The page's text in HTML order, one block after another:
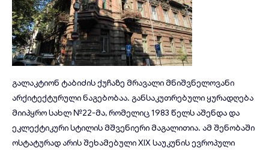
გალაკტიონ ტაბიძის ქუჩაზე მრავალი მნიშვნელოვანი
არქიტექტურული ნაგებობაა. განსაკუთრებული ყურადღება
მიიპყრო სახლ №22-მა, რომელიც 1983 წელს აშენდა და
ეკლექტიკური სტილის მშვენიერი მაგალითია. ამ შენობაში
ოსტატურად არის შეხამებული XIX საუკუნის ევროპული